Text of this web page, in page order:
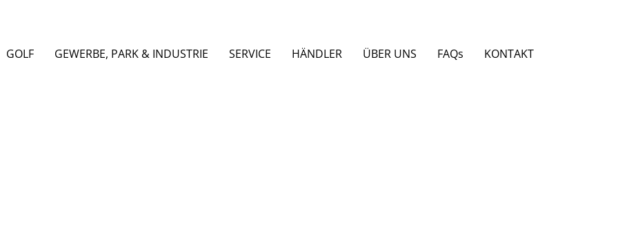
GOLF GEWERBE, PARK & INDUSTRIE SERVICE HÄNDLER ÜBER UNS FAQs KONTAKT